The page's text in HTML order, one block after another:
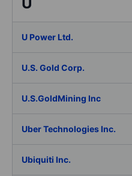
U Power Ltd.
U.S. Gold Corp.
U.S.GoldMining Inc
Uber Technologies Inc.
Ubiquiti Inc.